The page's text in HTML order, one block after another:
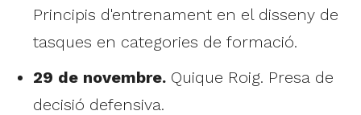
Principis d'entrenament en el disseny de
tasques en categories de formació.
29 de novembre. Quique Roig. Presa de
decisió defensiva.